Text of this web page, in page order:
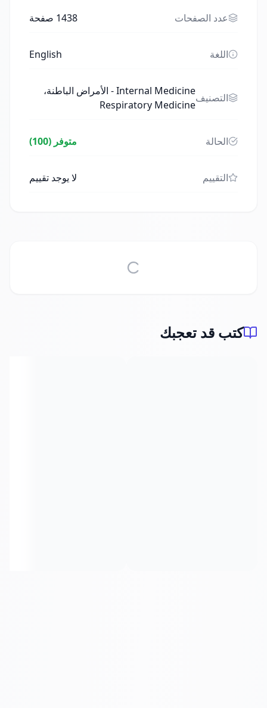
عدد الصفحات 1438 صفحة
اللغة English
التصنيف
Internal Medicine - الأمراض الباطنة،
Respiratory Medicine
الحالة متوفر (100)
التقييم لا يوجد تقييم
كتب قد تعجبك